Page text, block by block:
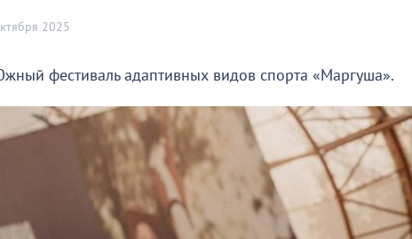
2025
фестиваль адаптивных видов спорта «Маргуша».